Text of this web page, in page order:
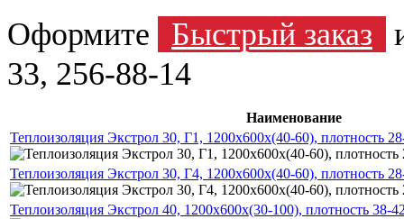
Оформите
Быстрый заказ
33, 256-88-14
Наименование
Теплоизоляция Экстрол 30, Г1, 1200х600x(40-60), плотность
Теплоизоляция Экстрол 30, Г4, 1200х600х(40-60), плотность
Теплоизоляция Экстрол 40, 1200х600х(30-100), плотность 38-